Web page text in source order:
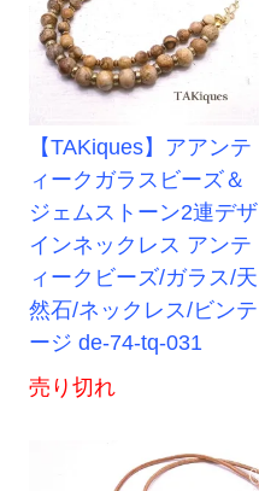
【TAKiques】アアンテ
ィークガラスビーズ＆
ジェムストーン2連デザ
インネックレス アンテ
ィークビーズ/ガラス/天
然石/ネックレス/ビンテ
ージ de-74-tq-031
売り切れ